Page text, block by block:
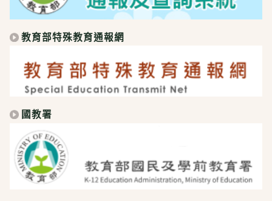
教育部特殊教育通報網
國教署